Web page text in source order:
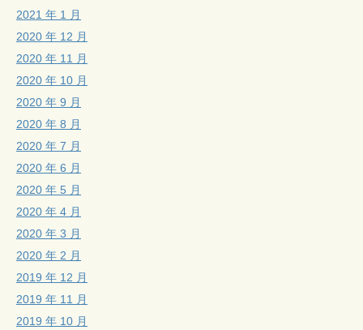
2021 年 1 月
2020 年 12 月
2020 年 11 月
2020 年 10 月
2020 年 9 月
2020 年 8 月
2020 年 7 月
2020 年 6 月
2020 年 5 月
2020 年 4 月
2020 年 3 月
2020 年 2 月
2019 年 12 月
2019 年 11 月
2019 年 10 月